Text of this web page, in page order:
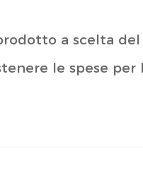
a scelta
le spese